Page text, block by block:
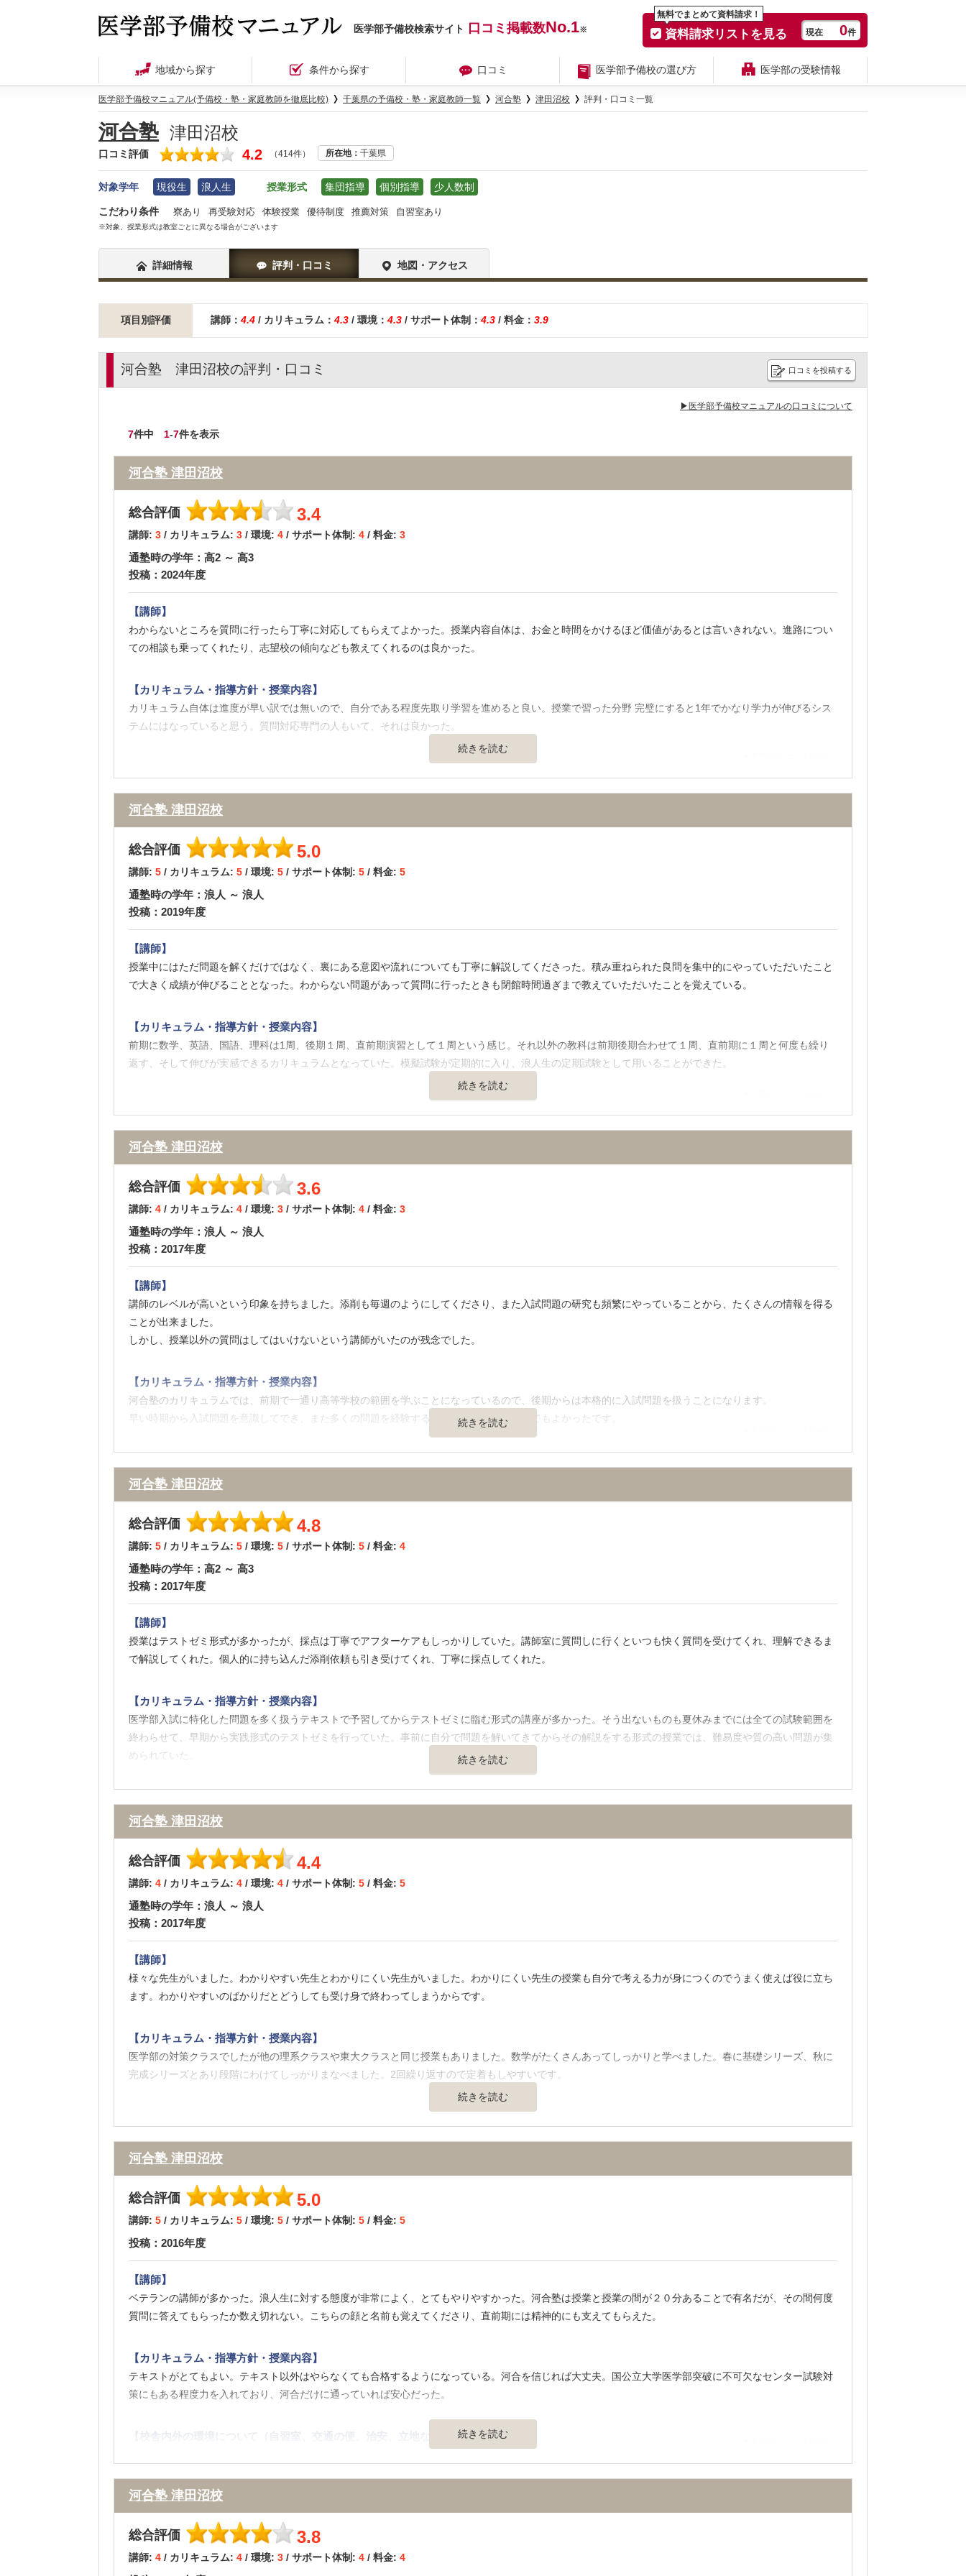
医学部予備校検索サイト 口コミ掲載数No.1※
無料でまとめて資料請求！
資料請求リストを見る 現在 0件
地域から探す 条件から探す 口コミ 医学部予備校の選び方 医学部の受験情報
医学部予備校マニュアル(予備校・塾・家庭教師を徹底比較) 千葉県の予備校・塾・家庭教師一覧 河合塾 津田沼校 評判・口コミ一覧
河合塾 津田沼校
口コミ評価 4.2 （414件） 所在地 千葉県
対象学年 現役生 浪人生 授業形式 集団指導 個別指導 少人数制
こだわり条件 寮あり 再受験対応 体験授業 優待制度 推薦対策 自習室あり
※対象、授業形式は教室ごとに異なる場合がございます
詳細情報 評判・口コミ 地図・アクセス
項目別評価 講師： 4.4 / カリキュラム： 4.3 / 環境： 4.3 / サポート体制： 4.3 / 料金： 3.9
河合塾 津田沼校の評判・口コミ 口コミを投稿する
▶医学部予備校マニュアルの口コミについて
7件中 1-7件を表示
河合塾 津田沼校
総合評価 3.4
講師: 3 / カリキュラム: 3 / 環境: 4 / サポート体制: 4 / 料金: 3
通塾時の学年：高2 ～ 高3
投稿：2024年度
【講師】
わからないところを質問に行ったら丁寧に対応してもらえてよかった。授業内容自体は、お金と時間をかけるほど価値があるとは言いきれない。進路につい
ての相談も乗ってくれたり、志望校の傾向なども教えてくれるのは良かった。
【カリキュラム・指導方針・授業内容】
カリキュラム自体は進度が早い訳では無いので、自分である程度先取り学習を進めると良い。授業で習った分野 完璧にすると1年でかなり学力が伸びるシス
テムにはなっていると思う。質問対応専門の人もいて、それは良かった。
るのは良い。ただ、エレベーターが少なく、階段での移動が大変。
【サポート体制】
チューターや職員の雰囲気はとても良く、かなり丁寧に対応してくれる。勉強だけでなく、進路や勉強法などの質問にも丁寧に答え、サポートしてくれる。
一般的な予備校の料金。自分は1講座しか取ってないのでやすかったが、自習室も自由に使え、質問やサポートの体制が完備されていると思うと安いと思
う。夏期講習などの季節講習はコスパが悪いと思う。自分は取らなかった。
清潔な空間て、自習に集中出来た。真面目に勉強している人がほとんどで、塾に行くと、自分も勉強しなきゃという感覚になり、勉強習慣をつけれるという
点でも良かった。塾の雰囲気も良く、塾に行きたくないというようなことは無かった。
続きを読む
河合塾 津田沼校
総合評価 5.0
講師: 5 / カリキュラム: 5 / 環境: 5 / サポート体制: 5 / 料金: 5
通塾時の学年：浪人 ～ 浪人
投稿：2019年度
【講師】
授業中にはただ問題を解くだけではなく、裏にある意図や流れについても丁寧に解説してくださった。積み重ねられた良問を集中的にやっていただいたこと
で大きく成績が伸びることとなった。わからない問題があって質問に行ったときも閉館時間過ぎまで教えていただいたことを覚えている。
【カリキュラム・指導方針・授業内容】
前期に数学、英語、国語、理科は1周、後期１周、直前期演習として１周という感じ。それ以外の教科は前期後期合わせて１周、直前期に１周と何度も繰り
返す、そして伸びが実感できるカリキュラムとなっていた。模擬試験が定期的に入り、浪人生の定期試験として用いることができた。
きた。また、職員同士、職員と生徒、警備員と生徒が挨拶や雑談を交わすこともあり、とても充実していた。
【サポート体制】
40人程度の医進クラスに2人のチューターがついて週１回、連絡事項や成績推移、クラスの雰囲気の確認、ときには厳しい指導もしてくださった。進路指導
医学部専門予備校と比べると安く上がった方なのではないかと思っている。夏期講習などは強制で取らなくてはいけない講座があったり強要されることもな
かったため、比較的安く済んだのだと思う。
【良かった点（改善してほしい点） 】
河合塾は駿台などと比べると1ホームルームあたりの人数が少ない傾向にあるので授業中も2人で3人席を使えたのでカバンやコートも邪魔にならず、足も
広々と伸ばせた。チューターやクラスの仲間たちの距離が近く、気分が塞いでいたり、つらい時はお互い励まし合うことができた。
続きを読む
河合塾 津田沼校
総合評価 3.6
講師: 4 / カリキュラム: 4 / 環境: 3 / サポート体制: 4 / 料金: 3
通塾時の学年：浪人 ～ 浪人
投稿：2017年度
【講師】
講師のレベルが高いという印象を持ちました。添削も毎週のようにしてくださり、また入試問題の研究も頻繁にやっていることから、たくさんの情報を得る
ことが出来ました。
しかし、授業以外の質問はしてはいけないという講師がいたのが残念でした。
【カリキュラム・指導方針・授業内容】
河合塾のカリキュラムでは、前期で一通り高等学校の範囲を学ぶことになっているので、後期からは本格的に入試問題を扱うことになります。
早い時期から入試問題を意識してでき、また多くの問題を経験することができたので、とてもよかったです。
津田沼校はとても綺麗でした。トイレも新しく改装されており、教室も生徒にはゆとりをもって着席できるようになっていたので、窮屈であるとは感じませ
自習室も綺麗で集中して勉強する環境が整っていたので満足しています。
河合塾では、チューター制度を採用しています。毎週一回のチュートリアルと面談の時以外は、チューターと関わることがないので、あまりチューターとは
関わらないで勉強に集中したい方にはおすすめです。医学部情報もたくさん提供されるのでモチベーション維持に繋がりました。
【料金】
河合塾は大手予備校ですのでとてもリーズナブルであると思います。また、スカラシップ制度もありますので、模擬試験の成績によっては、学費を減らすこ
【良かった点（改善してほしい点） 】
河合塾の良い点は校舎が全体的に綺麗だったところです。集中して勉強する環境はとても重要であると予備校に通っていて感じました。また、毎週英作文の
添削指導がカリキュラムにあったので、自分の答案を客観的に見てもらえる機会が多かったのも良かったです。
続きを読む
河合塾 津田沼校
総合評価 4.8
講師: 5 / カリキュラム: 5 / 環境: 5 / サポート体制: 5 / 料金: 4
通塾時の学年：高2 ～ 高3
投稿：2017年度
【講師】
授業はテストゼミ形式が多かったが、採点は丁寧でアフターケアもしっかりしていた。講師室に質問しに行くといつも快く質問を受けてくれ、理解できるま
で解説してくれた。個人的に持ち込んだ添削依頼も引き受けてくれ、丁寧に採点してくれた。
【カリキュラム・指導方針・授業内容】
医学部入試に特化した問題を多く扱うテキストで予習してからテストゼミに臨む形式の講座が多かった。そう出ないものも夏休みまでには全ての試験範囲を
終わらせて、早期から実践形式のテストゼミを行っていた。事前に自分で問題を解いてきてからその解説をする形式の授業では、難易度や質の高い問題が集
められていた。
自習室が複数設けられており、自分の気分に応じて好きなところで自習できるようになっていた。授業前の空き教室を使って自習することも出来るほどに、
【サポート体制】
タの分析講評をしたり、イベントの案内をしたり、面接指導を行っていた。
【料金】
河合塾では医学部講座だから料金が高いということはなく、授業時間に応じての料金だったので、特別高額であることはなかった。模試も無料で受けること
ができるものが多いので、その分の負担はないと思う。
【良かった点（改善してほしい点） 】
チューターが細かくケアしてくれ、大学の情報を教えてくれるので医学部に行きたいというモチベーションを最後まで保つことが出来た。医学部専門の職員
はコースに在籍している全員の顔と名前を覚えていたので、個別に指導してくれた。
続きを読む
河合塾 津田沼校
総合評価 4.4
講師: 4 / カリキュラム: 4 / 環境: 4 / サポート体制: 5 / 料金: 5
通塾時の学年：浪人 ～ 浪人
投稿：2017年度
【講師】
様々な先生がいました。わかりやすい先生とわかりにくい先生がいました。わかりにくい先生の授業も自分で考える力が身につくのでうまく使えば役に立ち
ます。わかりやすいのばかりだとどうしても受け身で終わってしまうからです。
【カリキュラム・指導方針・授業内容】
医学部の対策クラスでしたが他の理系クラスや東大クラスと同じ授業もありました。数学がたくさんあってしっかりと学べました。春に基礎シリーズ、秋に
完成シリーズとあり段階にわけてしっかりまなべました。2回繰り返すので定着もしやすいです。
自分のに合った環境で勉強できたのがとてもよかったです。その他の設備も綺麗でした。
【サポート体制】
悩みがあるとチューターがすぐに相談に乗ってくれました。志望校決定にも最後まで親身にサポートしてくれました。センター試験で失敗した人たちはとく
【料金】
私は医学部の専門よびこうではなかったのでとても安かったです。たくさん模試を受けたのでその分は余分にかかりましたが。医学部専門予備校は高いイメ
ージがあります。
【良かった点（改善してほしい点） 】
河合塾のテキストを信じてこれをしっかりやりなさいと最初に言われましたが本当にその通りでした。確実に基礎学力からついていき成績も伸びました。先
生もチューターも設備もとてもよくてこの塾を選んでよかったと思いました。
続きを読む
河合塾 津田沼校
総合評価 5.0
講師: 5 / カリキュラム: 5 / 環境: 5 / サポート体制: 5 / 料金: 5
投稿：2016年度
【講師】
ベテランの講師が多かった。浪人生に対する態度が非常によく、とてもやりやすかった。河合塾は授業と授業の間が２０分あることで有名だが、その間何度
質問に答えてもらったか数え切れない。こちらの顔と名前も覚えてくださり、直前期には精神的にも支えてもらえた。
【カリキュラム・指導方針・授業内容】
テキストがとてもよい。テキスト以外はやらなくても合格するようになっている。河合を信じれば大丈夫。国公立大学医学部突破に不可欠なセンター試験対
策にもある程度力を入れており、河合だけに通っていれば安心だった。
【校舎内外の環境について（自習室、交通の便、治安、立地など） 】
【サポート体制】
非常に面倒見のよい塾だった。チューター制度が充実しており、事務の先生方から講師までみな生徒の顔と名前、成績を把握していた。相談があるときはま
ず事務に言って、チューターさんに面談をしてもらうように調整してもらうなど数え切れないほどお世話になった。
続きを読む
河合塾 津田沼校
総合評価 3.8
講師: 4 / カリキュラム: 4 / 環境: 3 / サポート体制: 4 / 料金: 4